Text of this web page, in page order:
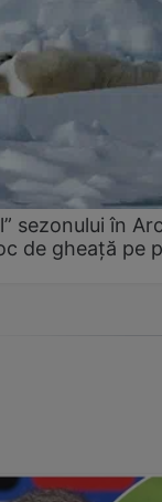
sezonului în
de gheață pe